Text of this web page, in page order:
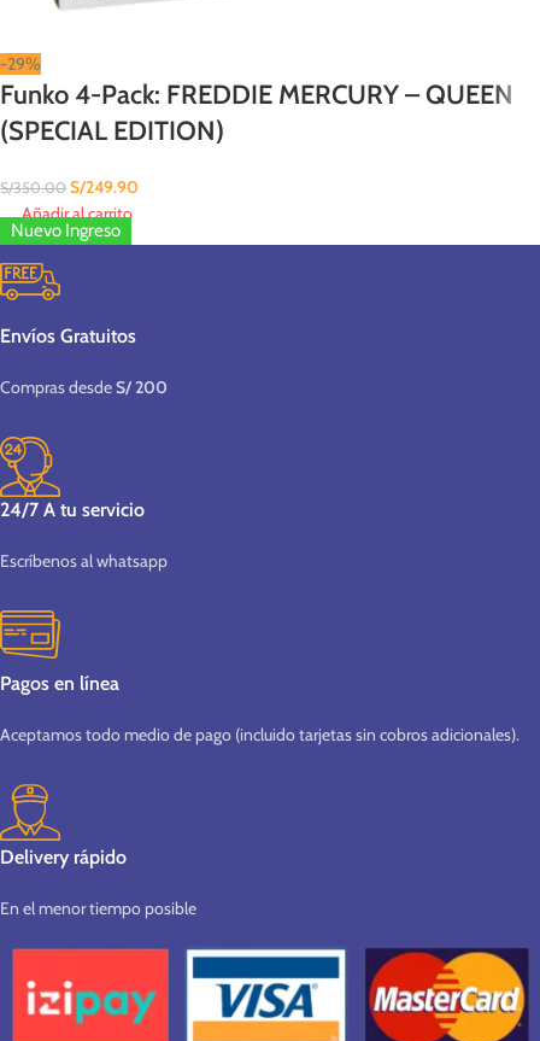
Nuevo Ingreso
Nuevo Ingreso
-29%
Funko 4-Pack: FREDDIE MERCURY – QUEEN
(SPECIAL EDITION)
S/350.00 S/249.90
Añadir al carrito
Envíos Gratuitos
Compras desdeS/ 200
24/7 A tu servicio
Escríbenos al whatsapp
Pagos en línea
Aceptamos todo medio de pago (incluido tarjetas sin cobros adicionales).
Delivery rápido
En el menor tiempo posible